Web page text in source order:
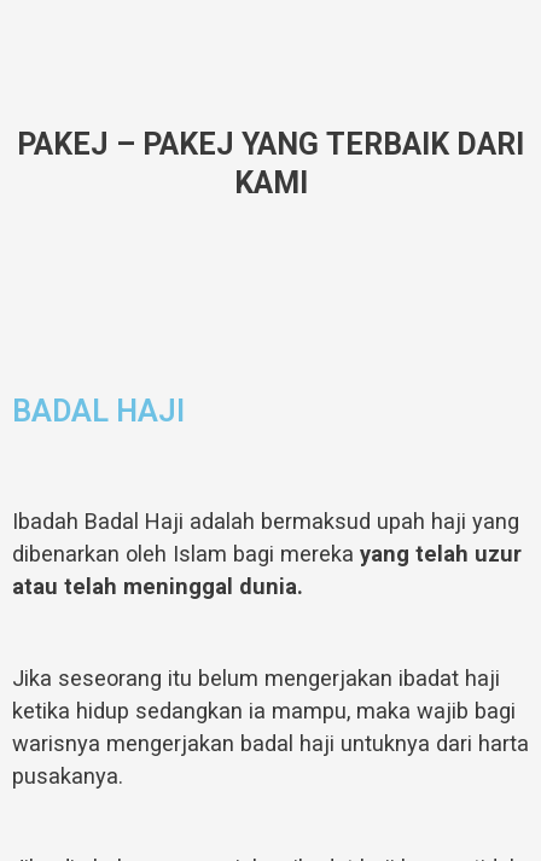
PAKEJ – PAKEJ YANG TERBAIK DARI
KAMI
BADAL HAJI
Ibadah Badal Haji adalah bermaksud upah haji yang
dibenarkan oleh Islam bagi mereka yang telah uzur
atau telah meninggal dunia.
Jika seseorang itu belum mengerjakan ibadat haji
ketika hidup sedangkan ia mampu, maka wajib bagi
warisnya mengerjakan badal haji untuknya dari harta
pusakanya.